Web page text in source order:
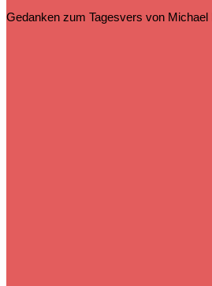
Gedanken zum Tagesvers von Michael